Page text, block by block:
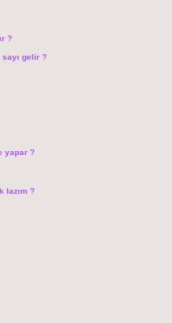
?
gelir ?
yapar ?
lazım ?